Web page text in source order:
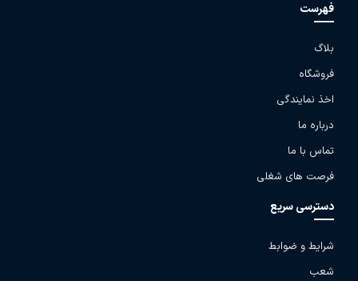
فهرست
بلاگ
فروشگاه
اخذ نمایندگی
درباره ما
تماس با ما
فرصت های شغلی
دسترسی سریع
شرایط و ضوابط
شعب